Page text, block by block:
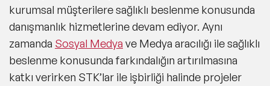
kurumsal müşterilere sağlıklı beslenme konusunda
danışmanlık hizmetlerine devam ediyor. Aynı
zamanda Sosyal Medya ve Medya aracılığı ile sağlıklı
beslenme konusunda farkındalığın artırılmasına
katkı verirken STK’lar ile işbirliği halinde projeler